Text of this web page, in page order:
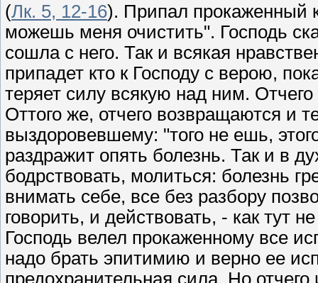
(Лк. 5, 12-16). Припал прокаженный
можешь меня очистить". Господь
сошла с него. Так и всякая
пpипадет кто к Господу с верою,
теряет силу всякую над ним.
Оттого же, отчего возвращаются и
выздоровевшему: "того не ешь,
раздражит опять болезнь. Так и в
бодрствовать, молиться: болезнь
внимать себе, все без разбору
говорить, и действовать, - как тут
Господь велел прокаженному все
надо брать эпитимию и верно ее
предохранительная сила. Но